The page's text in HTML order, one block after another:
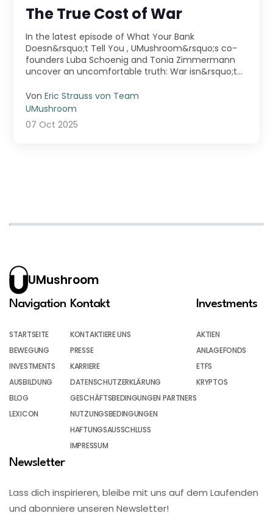
The True Cost of War
In the latest episode of What Your Bank
Doesn&rsquo;t Tell You , UMushroom&rsquo;s co-
founders Luba Schoenig and Tonia Zimmermann
uncover an uncomfortable truth: War isn&rsquo;t
VonEric Strauss von Team
UMushroom
07 Oct 2025
UMushroom
Navigation
STARTSEITE
BEWEGUNG
INVESTMENTS
AUSBILDUNG
BLOG
LEXICON
Kontakt
KONTAKTIERE UNS
PRESSE
KARRIERE
DATENSCHUTZERKLÄRUNG
GESCHÄFTSBEDINGUNGEN PARTNERS
NUTZUNGSBEDINGUNGEN
HAFTUNGSAUSSCHLUSS
IMPRESSUM
Investments
AKTIEN
ANLAGEFONDS
ETFS
KRYPTOS
Newsletter
Lass dich inspirieren, bleibe mit uns auf dem Laufenden
und abonniere unseren Newsletter!